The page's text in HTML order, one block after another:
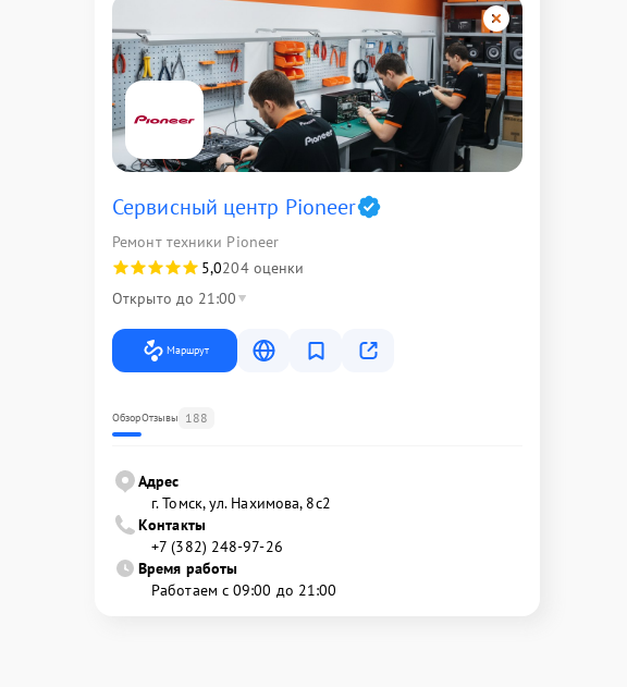
Сервисный центр Pioneer
Ремонт техники Pioneer
5,0204 оценки
Открыто до 21:00
Маршрут
ОбзорОтзывы 188
Адрес
г. Томск, ул. Нахимова, 8с2
Контакты
+7 (382) 248-97-26
Время работы
Работаем с 09:00 до 21:00